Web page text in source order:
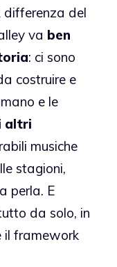
differenza del
va ben
: ci sono
costruire e
e le
altri
musiche
stagioni,
perla. E
da solo, in
il framework